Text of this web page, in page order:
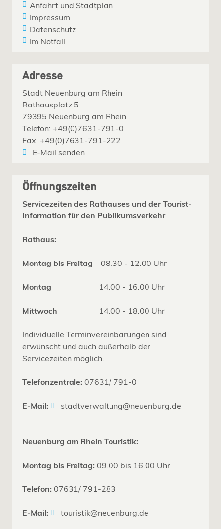
Anfahrt und Stadtplan
Impressum
Datenschutz
Im Notfall
Adresse
Stadt Neuenburg am Rhein
Rathausplatz 5
79395 Neuenburg am Rhein
Telefon: +49(0)7631-791-0
Fax: +49(0)7631-791-222
E-Mail senden
Öffnungszeiten
Servicezeiten des Rathauses und der Tourist-
Information für den Publikumsverkehr
Rathaus:
Montag bis Freitag 08.30 - 12.00 Uhr
Montag 14.00 - 16.00 Uhr
Mittwoch 14.00 - 18.00 Uhr
Individuelle Terminvereinbarungen sind
erwünscht und auch außerhalb der
Servicezeiten möglich.
Telefonzentrale: 07631/ 791-0
E-Mail: stadtverwaltung@neuenburg.de
Neuenburg am Rhein Touristik:
Montag bis Freitag: 09.00 bis 16.00 Uhr
Telefon: 07631/ 791-283
E-Mail: touristik@neuenburg.de